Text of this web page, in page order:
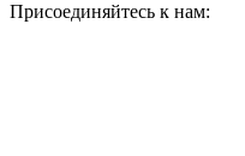
Присоединяйтесь к нам: